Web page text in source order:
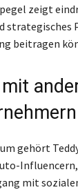
zeigt
strategisches
beitragen
gehört
mit